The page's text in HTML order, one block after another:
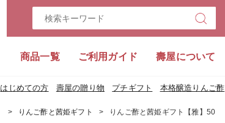
商品一覧 ご利用ガイド 壽屋について
はじめての方 壽屋の贈り物 プチギフト 本格醸造りんご酢
りんご酢と茜姫ギフト りんご酢と茜姫ギフト【雅】50